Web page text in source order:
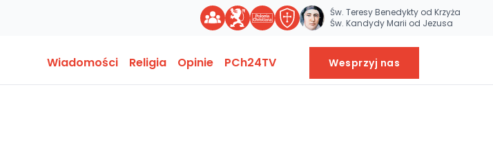
Św. Teresy Benedykty od Krzyża
Św. Kandydy Marii od Jezusa
Wiadomości Religia Opinie PCh24TV Wesprzyj nas